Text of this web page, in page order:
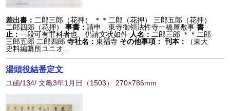
差出書： 二郎三郎（花押） ＊＊二郎（花押） 三郎五郎（花押）
二郎四郎（花押）
事書：請申 東寺御領法性寺一橋屋敷事書
止：一段可有罪科者也、仍請文状如件 人名： 二郎三郎 ＊＊二郎
三郎五郎 二郎四郎 寺社名：東福寺 その他事項： 刊本：
（東大
史料編纂所ユニオ...
湯頭役結番定文
ユ函/134/ 文亀3年1月日 （1503） 270×786mm